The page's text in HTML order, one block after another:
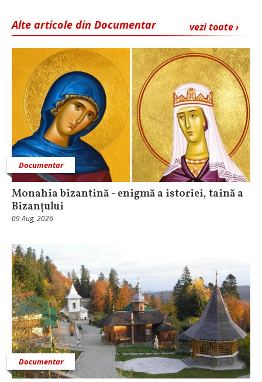
vezi toate ›
Alte articole din Documentar
Documentar
Monahia bizantină - enigmă a istoriei, taină a
Bizanțului
09 Aug, 2026
Documentar